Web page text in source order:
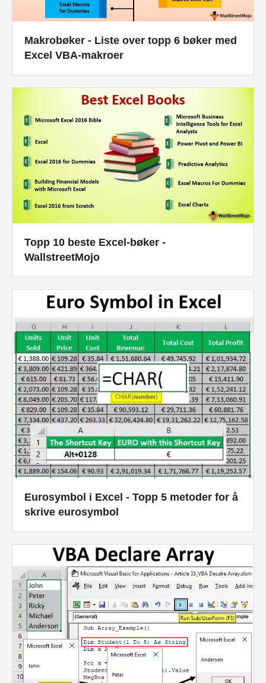
Makrobøker - Liste over topp 6 bøker med
Excel VBA-makroer
Topp 10 beste Excel-bøker -
WallstreetMojo
Eurosymbol i Excel - Topp 5 metoder for å
skrive eurosymbol